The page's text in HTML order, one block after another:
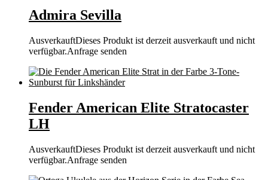
Admira Sevilla
AusverkauftDieses Produkt ist derzeit ausverkauft und nicht
verfügbar.Anfrage senden
Fender American Elite Stratocaster
LH
AusverkauftDieses Produkt ist derzeit ausverkauft und nicht
verfügbar.Anfrage senden